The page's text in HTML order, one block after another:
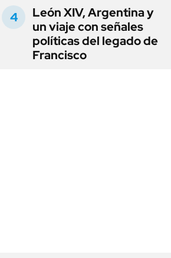
León XIV, Argentina y
un viaje con señales
políticas del legado de
Francisco